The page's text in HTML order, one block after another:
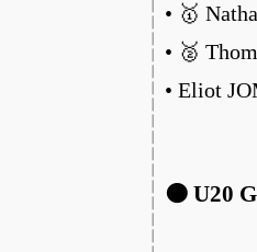
• 🥇
• 🥈
• Eliot
🟠 U20